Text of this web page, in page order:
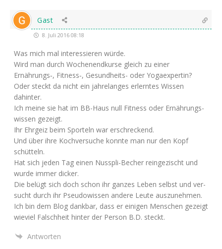
Gast
8. Juli 2016 08:18
Was mich mal inter­es­sie­ren würde.
Wird man durch Wochen­end­kur­se gleich zu einer
Ernährungs‑, Fitness‑, Gesund­heits- oder Yogaexpertin?
Oder steckt da nicht ein jah­re­lan­ges erlern­tes Wis­sen
dahinter.
Ich mei­ne sie hat im BB-Haus null Fit­ness oder Ernäh­rungs­
wis­sen gezeigt.
Ihr Ehr­geiz beim Spor­teln war erschreckend.
Und über ihre Koch­ver­su­che konn­te man nur den Kopf
schütteln.
Hat sich jeden Tag einen Nus­spli-Becher rein­ge­zischt und
wur­de immer dicker.
Die belügt sich doch schon ihr gan­zes Leben selbst und ver­
sucht durch ihr Pseu­do­wis­sen ande­re Leu­te auszunehmen.
Ich bin dem Blog dank­bar, dass er eini­gen Men­schen gezeigt
wie­viel Falsch­heit hin­ter der Per­son B.D. steckt.
Antworten